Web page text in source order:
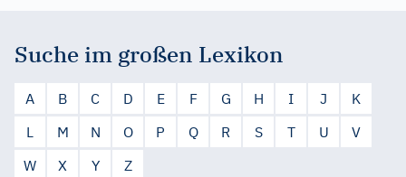
Suche im großen Lexikon
A B C D E F G H I J
K
L
M N O P Q R S T U
V
W
X Y Z